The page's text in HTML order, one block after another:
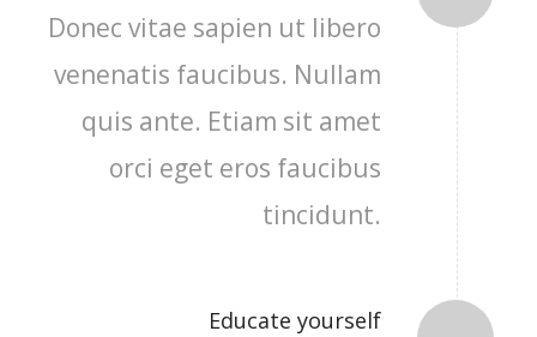
Donec vitae sapien ut libero
venenatis faucibus. Nullam
quis ante. Etiam sit amet
orci eget eros faucibus
tincidunt.
Educate yourself